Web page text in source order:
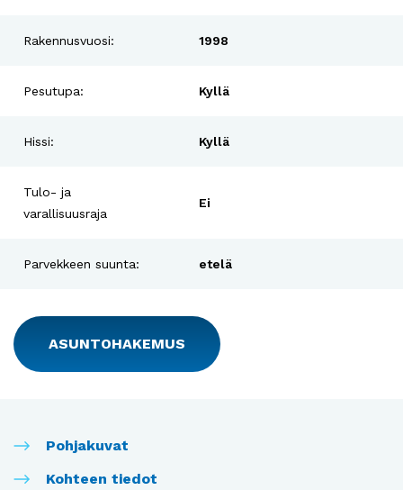
Rakennusvuosi: 1998
Pesutupa: Kyllä
Hissi: Kyllä
Tulo- ja
varallisuusraja
Ei
Parvekkeen suunta: etelä
ASUNTOHAKEMUS
Pohjakuvat
Kohteen tiedot